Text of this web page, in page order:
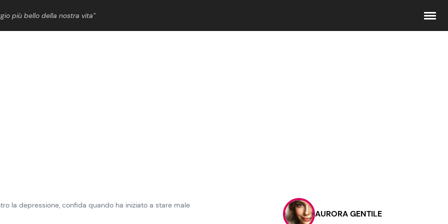
più bello della nostra vita”
Contattaci
Pubblicità
la depressione, confida quando ha iniziato a stare male
AURORA GENTILE